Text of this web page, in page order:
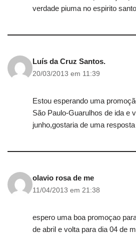
verdade piuma no espirito
Luís da Cruz Santos.
20/03/2013 em 11:39
Estou esperando uma
São Paulo-Guarulhos de ida e
junho,gostaria de uma
olavio rosa de me
11/04/2013 em 21:38
espero uma boa promoçao
de abril e volta para dia 04 de